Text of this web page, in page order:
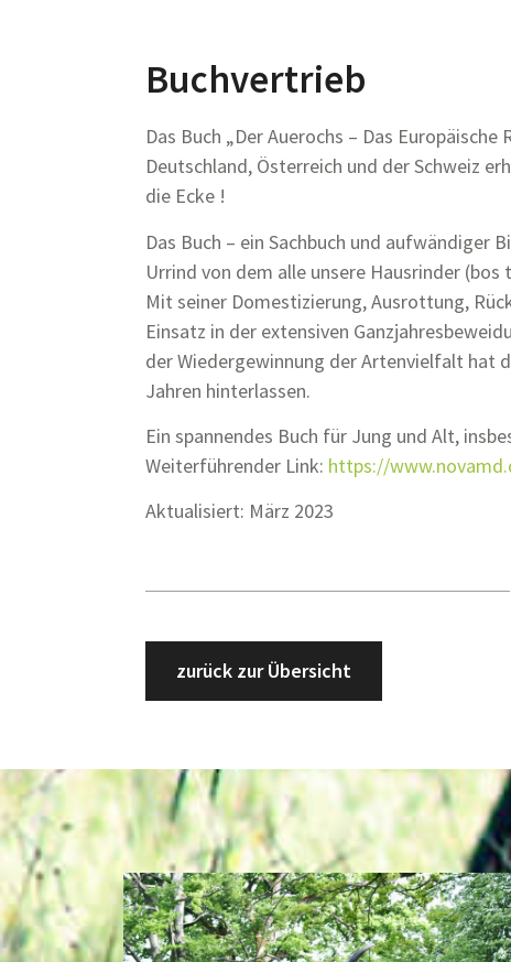
Buchvertrieb
Das Buch „Der Auerochs – Das
Deutschland, Österreich und der Schweiz
die Ecke !
Das Buch – ein Sachbuch und aufwändiger
Urrind von dem alle unsere Hausrinder
Mit seiner Domestizierung, Ausrottung,
Einsatz in der extensiven
der Wiedergewinnung der Artenvielfalt hat
Jahren hinterlassen.
Ein spannendes Buch für Jung und Alt,
Weiterführender Link: https://
Aktualisiert: März 2023
zurück zur Übersicht